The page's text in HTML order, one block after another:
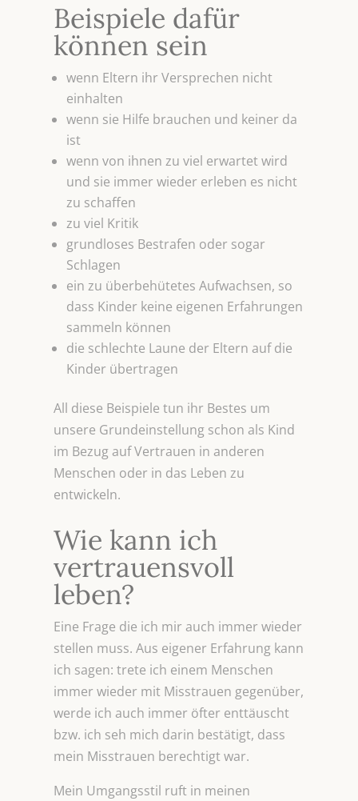
Beispiele dafür
können sein
wenn Eltern ihr Versprechen nicht
einhalten
wenn sie Hilfe brauchen und keiner da
ist
wenn von ihnen zu viel erwartet wird
und sie immer wieder erleben es nicht
zu schaffen
zu viel Kritik
grundloses Bestrafen oder sogar
Schlagen
ein zu überbehütetes Aufwachsen, so
dass Kinder keine eigenen Erfahrungen
sammeln können
die schlechte Laune der Eltern auf die
Kinder übertragen
All diese Beispiele tun ihr Bestes um
unsere Grundeinstellung schon als Kind
im Bezug auf Vertrauen in anderen
Menschen oder in das Leben zu
entwickeln.
Wie kann ich
vertrauensvoll
leben?
Eine Frage die ich mir auch immer wieder
stellen muss. Aus eigener Erfahrung kann
ich sagen: trete ich einem Menschen
immer wieder mit Misstrauen gegenüber,
werde ich auch immer öfter enttäuscht
bzw. ich seh mich darin bestätigt, dass
mein Misstrauen berechtigt war.
Mein Umgangsstil ruft in meinen